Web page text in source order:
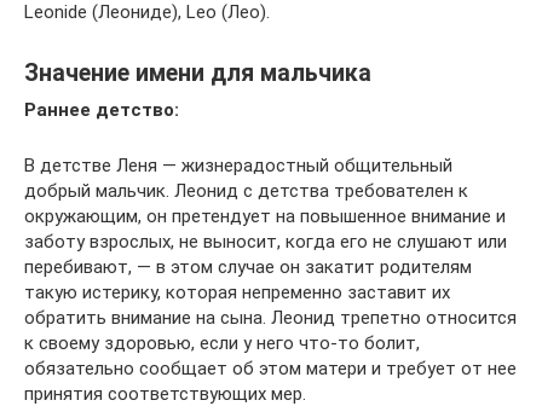
Leonide (Леониде), Leo (Лео).
Значение имени для мальчика
Раннее детство:
В детстве Леня — жизнерадостный общительный
добрый мальчик. Леонид с детства требователен к
окружающим, он претендует на повышенное внимание и
заботу взрослых, не выносит, когда его не слушают или
перебивают, — в этом случае он закатит родителям
такую истерику, которая непременно заставит их
обратить внимание на сына. Леонид трепетно относится
к своему здоровью, если у него что-то болит,
обязательно сообщает об этом матери и требует от нее
принятия соответствующих мер.